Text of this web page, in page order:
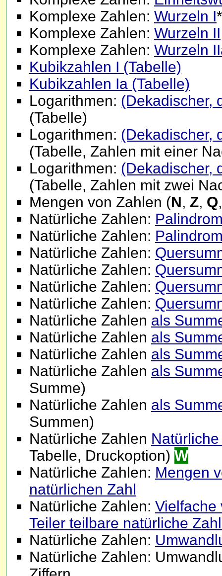
Komplexe Zahlen: Wurzeln I
Komplexe Zahlen: Wurzeln II
Komplexe Zahlen: Wurzeln
Kubikzahlen I (Tabelle)
Kubikzahlen Ia (Tabelle)
Logarithmen: (Dekadischer,
(Tabelle)
Logarithmen: (Dekadischer,
(Tabelle, Zahlen mit einer
Logarithmen: (Dekadischer,
(Tabelle, Zahlen mit zwei
Mengen von Zahlen (N, Z, Q
Natürliche Zahlen:
Natürliche Zahlen:
Natürliche Zahlen:
Natürliche Zahlen:
Natürliche Zahlen:
Natürliche Zahlen:
Natürliche Zahlen als
Natürliche Zahlen als
Natürliche Zahlen als
Natürliche Zahlen als
Summe)
Natürliche Zahlen als
Summen)
Natürliche Zahlen
Tabelle, Druckoption) W
Natürliche Zahlen: Mengen
natürlichen Zahl
Natürliche Zahlen: Vielfache
Teiler teilbare natürliche
Natürliche Zahlen:
Natürliche Zahlen: